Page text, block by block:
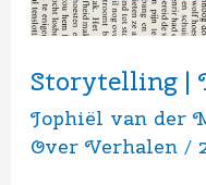
Storytelling |
Jophiël van der
Over Verhalen /
de